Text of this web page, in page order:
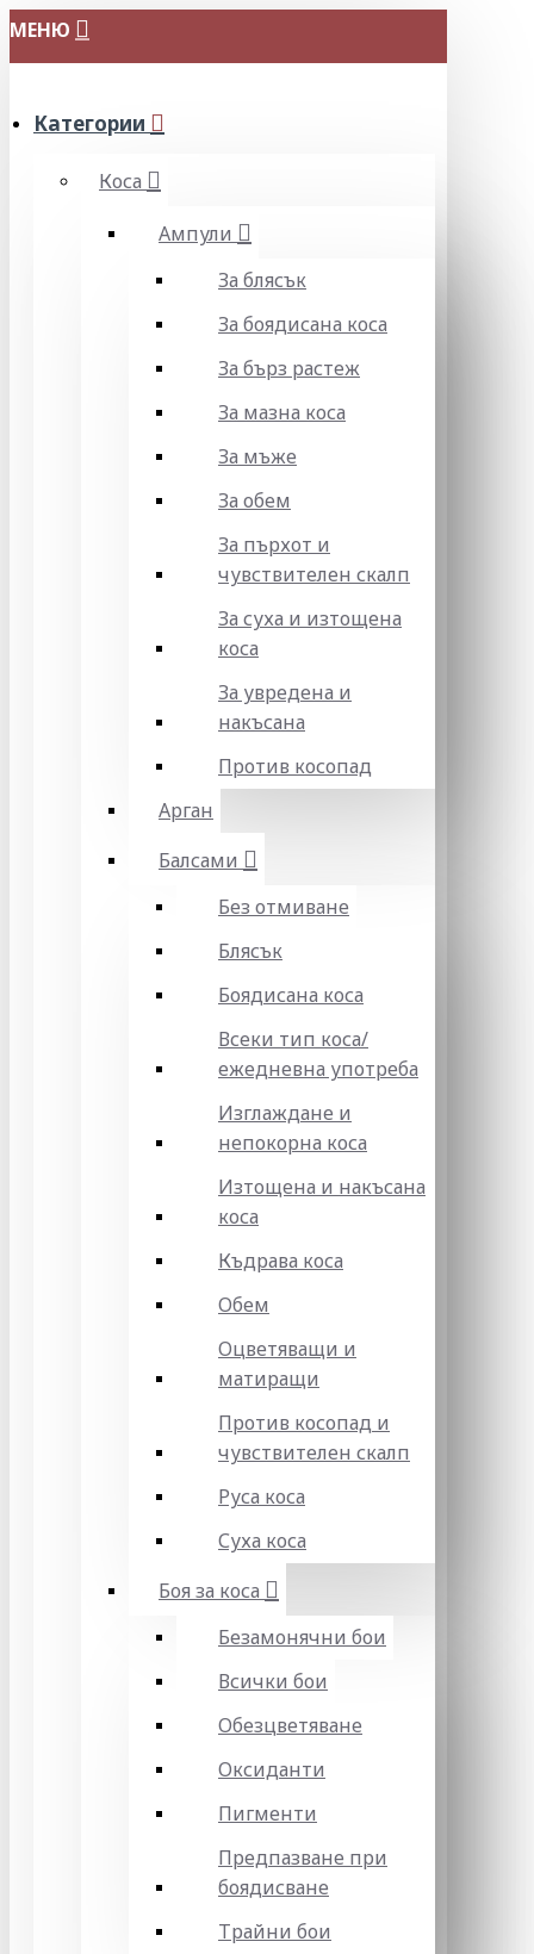
МЕНЮ
Категории
Коса
Ампули
За блясък
За боядисана коса
За бърз растеж
За мазна коса
За мъже
За обем
За пърхот и
чувствителен скалп
За суха и изтощена
коса
За увредена и
накъсана
Против косопад
Арган
Балсами
Без отмиване
Блясък
Боядисана коса
Всеки тип коса/
ежедневна употреба
Изглаждане и
непокорна коса
Изтощена и накъсана
коса
Къдрава коса
Обем
Оцветяващи и
матиращи
Против косопад и
чувствителен скалп
Руса коса
Суха коса
Боя за коса
Безамонячни бои
Всички бои
Обезцветяване
Оксиданти
Пигменти
Предпазване при
боядисване
Трайни бои